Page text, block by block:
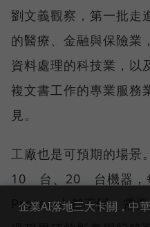
劉文義觀察，第一批走
的醫療、金融與保險業
資料處理的科技業，以
複文書工作的專業服務
見。
工廠也是可預期的場
10 台、20 台機器，
Protocol 都不同，需
企業AI落地三大卡關，中